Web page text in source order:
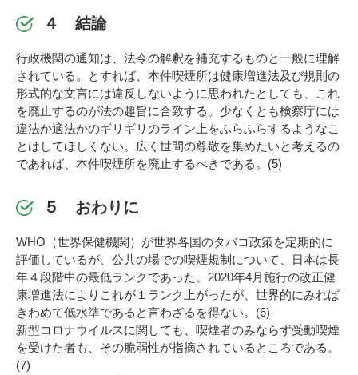
４ 結論
行政機関の通知は、法令の解釈を補充するものと一般に理解
されている。とすれば、本件喫煙所は健康増進法及び規則の
形式的な文言には違反しないように思われたとしても、これ
を廃止するのが法の趣旨に合致する。少なくとも検察庁には
違法か適法かのギリギリのライン上をふらふらするようなこ
とはしてほしくない。広く世間の尊敬を集めたいと考えるの
であれば、本件喫煙所を廃止するべきである。(5)
５ おわりに
WHO（世界保健機関）が世界各国のタバコ政策を定期的に
評価しているが、公共の場での喫煙規制について、日本は長
年４段階中の最低ランクであった。2020年4月施行の改正健
康増進法によりこれが１ランク上がったが、世界的にみれば
きわめて低水準であると言わざるを得ない。(6)
新型コロナウイルスに関しても、喫煙者のみならず受動喫煙
を受けた者も、その脆弱性が指摘されているところである。
(7)